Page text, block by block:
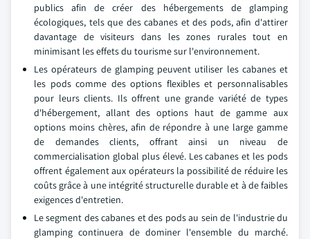
publics afin de créer des hébergements de glamping
écologiques, tels que des cabanes et des pods, afin d'attirer
davantage de visiteurs dans les zones rurales tout en
minimisant les effets du tourisme sur l'environnement.
Les opérateurs de glamping peuvent utiliser les cabanes et
les pods comme des options flexibles et personnalisables
pour leurs clients. Ils offrent une grande variété de types
d'hébergement, allant des options haut de gamme aux
options moins chères, afin de répondre à une large gamme
de demandes clients, offrant ainsi un niveau de
commercialisation global plus élevé. Les cabanes et les pods
offrent également aux opérateurs la possibilité de réduire les
coûts grâce à une intégrité structurelle durable et à de faibles
exigences d'entretien.
Le segment des cabanes et des pods au sein de l'industrie du
glamping continuera de dominer l'ensemble du marché.